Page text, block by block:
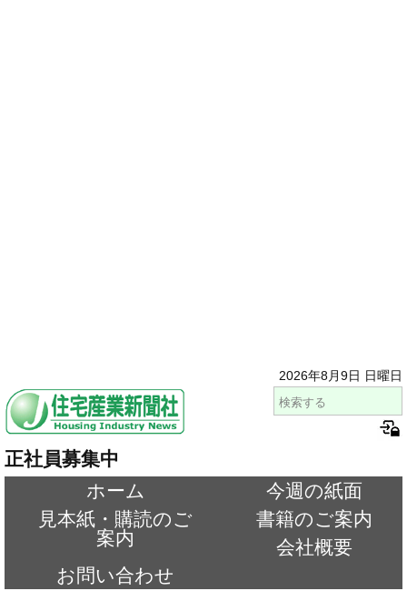
2026年8月9日 日曜日
正社員募集中
ホーム
今週の紙面
見本紙・購読のご
案内
書籍のご案内
会社概要
お問い合わせ